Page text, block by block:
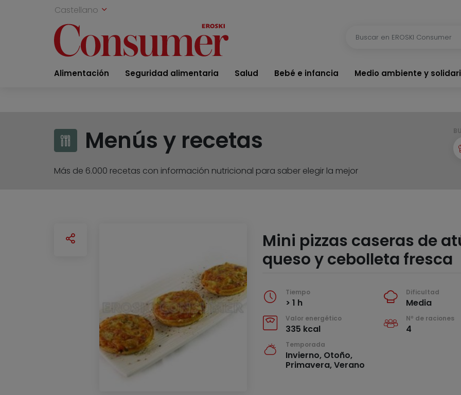
Castellano
Alimentación Seguridad alimentaria Salud Bebé e infancia Medio ambiente y
Menús y recetas
Más de 6.000 recetas con información nutricional para saber elegir la mejor
Mini pizzas caseras de
queso y cebolleta fresca
Tiempo
> 1 h
Dificultad
Media
Valor energético
335 kcal
Nº de raciones
4
Temporada
Invierno, Otoño,
Primavera, Verano